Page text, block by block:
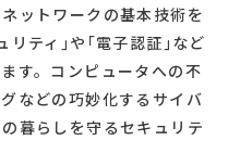
ットワークの基本技術を
リティ｣や｢電子認証｣など
す。コンピュータへの不
などの巧妙化するサイバ
暮らしを守るセキュリテ